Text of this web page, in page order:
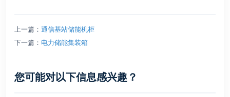
上一篇： 通信基站储能机柜
下一篇： 电力储能集装箱
您可能对以下信息感兴趣？